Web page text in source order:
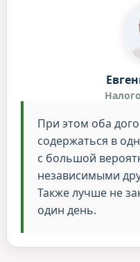
При этом оба
содержаться в
с большой
независимыми
Также лучше не
один день.